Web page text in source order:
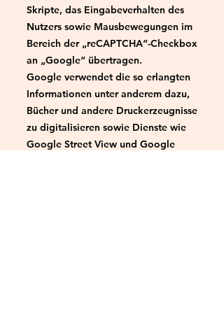
Skripte, das Eingabeverhalten des
Nutzers sowie Mausbewegungen im
Bereich der „reCAPTCHA“-Checkbox
an „Google“ übertragen.
Google verwendet die so erlangten
Informationen unter anderem dazu,
Bücher und andere Druckerzeugnisse
zu digitalisieren sowie Dienste wie
Google Street View und Google